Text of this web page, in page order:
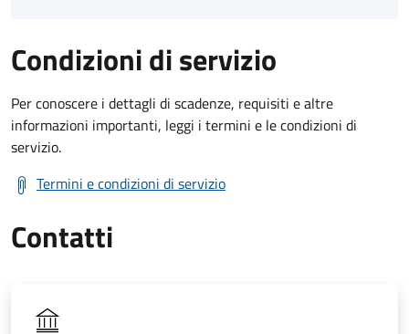
Condizioni di servizio
Per conoscere i dettagli di scadenze, requisiti e altre
informazioni importanti, leggi i termini e le condizioni di
servizio.
Termini e condizioni di servizio
Contatti